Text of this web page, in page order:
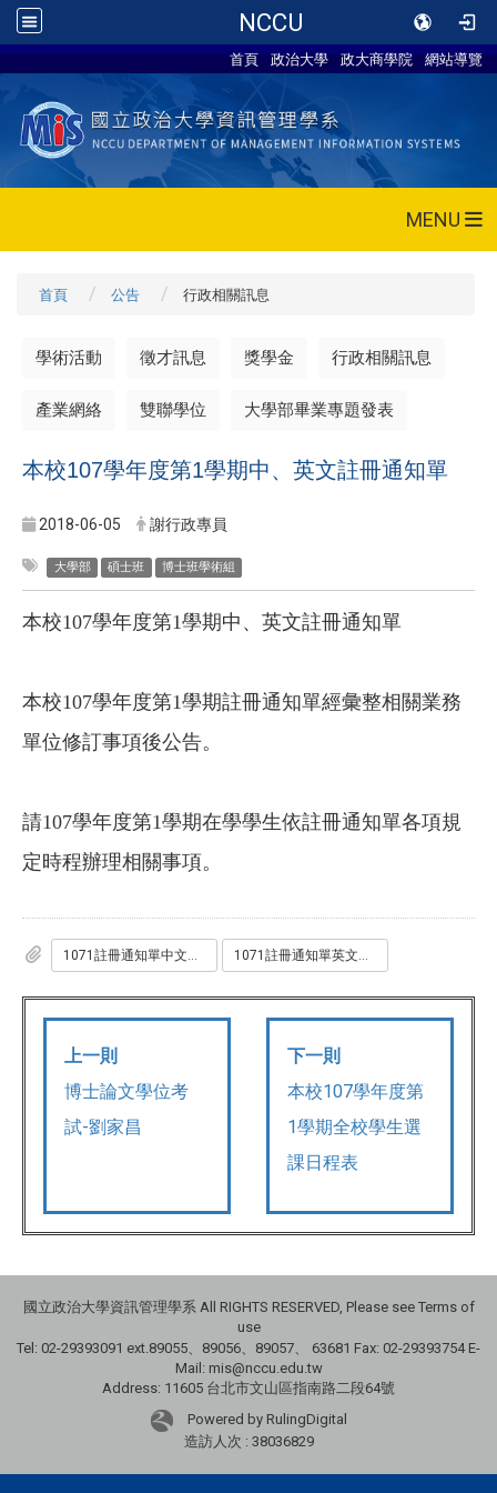
NCCU
首頁 政治大學 政大商學院 網站導覽
MENU
首頁 公告 行政相關訊息
學術活動 徵才訊息 獎學金 行政相關訊息
產業網絡 雙聯學位 大學部畢業專題發表
本校107學年度第1學期中、英文註冊通知單
2018-06-05 謝行政專員
大學部 碩士班 博士班學術組
本校107學年度第1學期中、英文註冊通知單
本校107學年度第1學期註冊通知單經彙整相關業務
單位修訂事項後公告。
請107學年度第1學期在學學生依註冊通知單各項規
定時程辦理相關事項。
上一則
博士論文學位考
試-劉家昌
下一則
本校107學年度第
1學期全校學生選
課日程表
國立政治大學資訊管理學系 All RIGHTS RESERVED, Please see Terms of
use
Tel: 02-29393091 ext.89055、89056、89057、
63681 Fax: 02-29393754 E-
Mail: mis@nccu.edu.tw
Address: 11605 台北市文山區指南路二段64號
Powered by RulingDigital
造訪人次 : 38036829